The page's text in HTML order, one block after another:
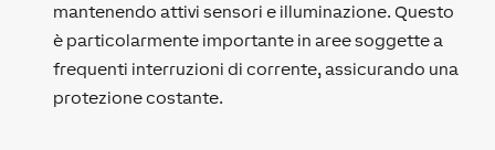
mantenendo attivi sensori e illuminazione. Questo
è particolarmente importante in aree soggette a
frequenti interruzioni di corrente, assicurando una
protezione costante.